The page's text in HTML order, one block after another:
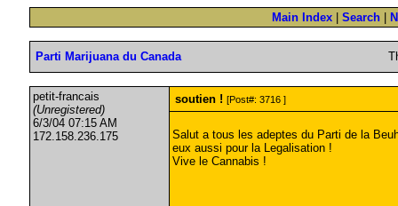
Main Index Search
Parti Marijuana du Canada
petit-francais
(Unregistered)
6/3/04 07:15 AM
172.158.236.175
soutien ! [Post#: 3716 ]
Salut a tous les adeptes du Parti de la
eux aussi pour la Legalisation !
Vive le Cannabis !